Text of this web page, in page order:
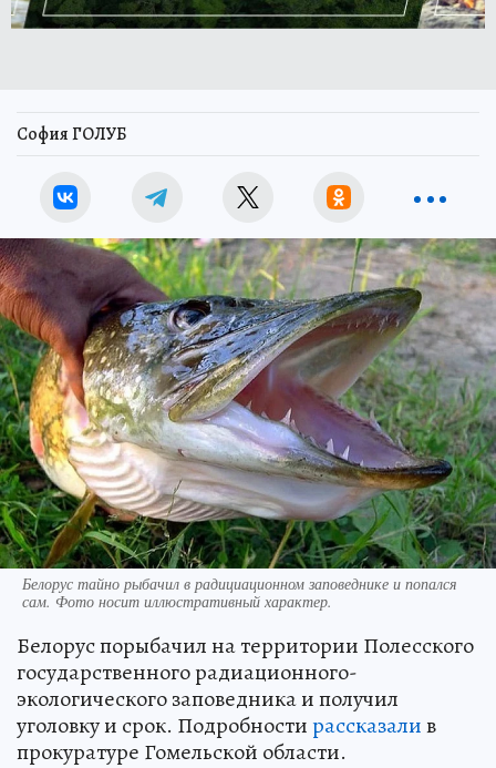
София ГОЛУБ
Белорус тайно рыбачил в радициационном заповеднике и попался
сам. Фото носит иллюстративный характер.
Белорус порыбачил на территории Полесского
государственного радиационного-
экологического заповедника и получил
уголовку и срок. Подробностирассказалив
прокуратуре Гомельской области.